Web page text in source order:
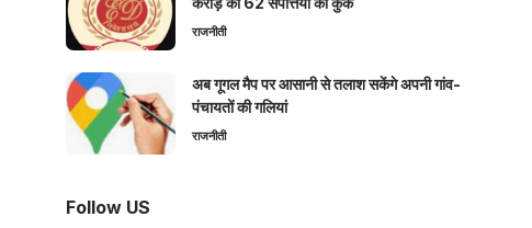
राजनीती
अब गूगल मैप पर आसानी से तलाश सकेंगे अपनी गांव-
पंचायतों की गलियां
राजनीती
Follow US